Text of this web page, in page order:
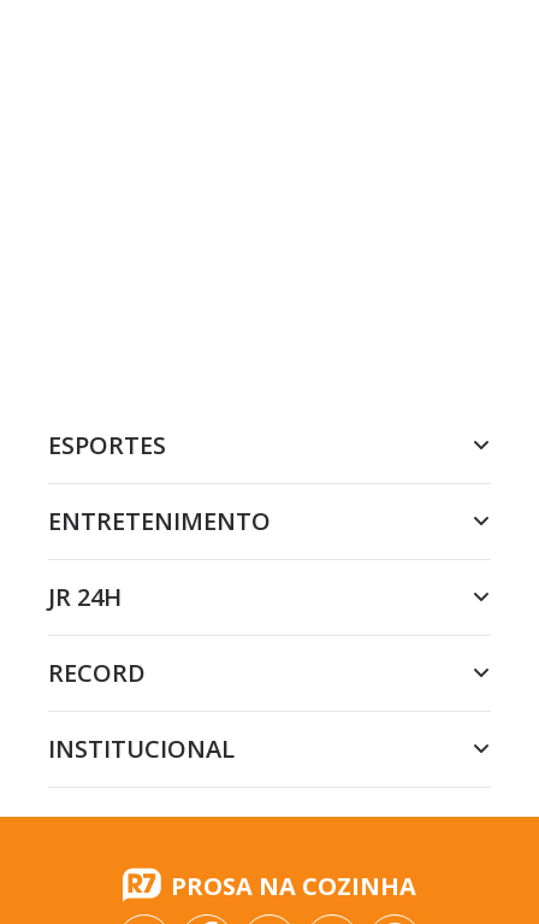
ESPORTES
ENTRETENIMENTO
JR 24H
RECORD
INSTITUCIONAL
PROSA NA COZINHA